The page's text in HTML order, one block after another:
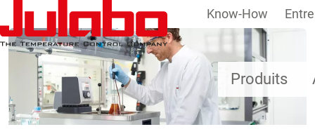
Aller au contenu principal
Produits
Know-How